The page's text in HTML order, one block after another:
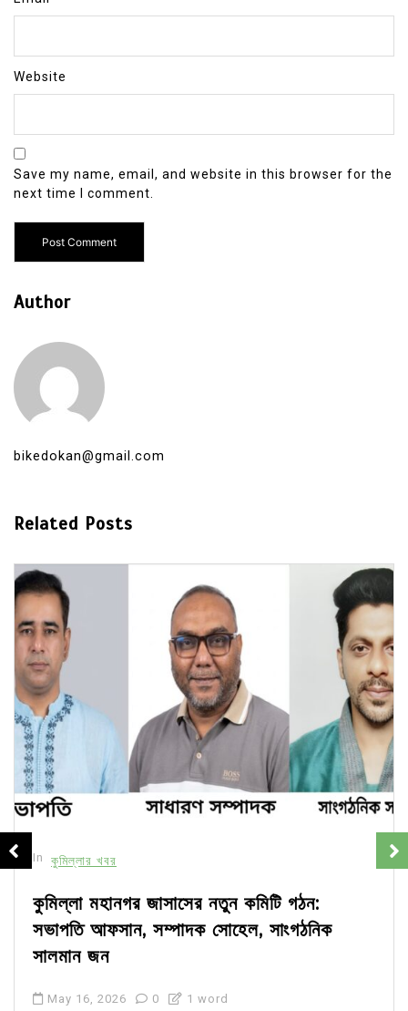
Website
Save my name, email, and website in this browser for the
next time I comment.
Author
bikedokan@gmail.com
Related Posts
In কুমিল্লার খবর
কুমিল্লা মহানগর জাসাসের নতুন কমিটি গঠন:
সভাপতি আফসান, সম্পাদক সোহেল, সাংগঠনিক
সালমান জন
May 16, 2026 0 1 word